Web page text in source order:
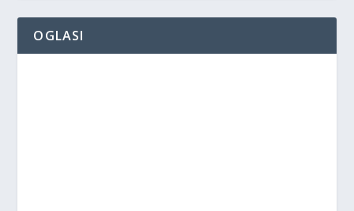
OGLASI